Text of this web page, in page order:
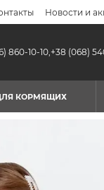
Новости и
860-10-10,+38 (068)
КОРМЯЩИХ